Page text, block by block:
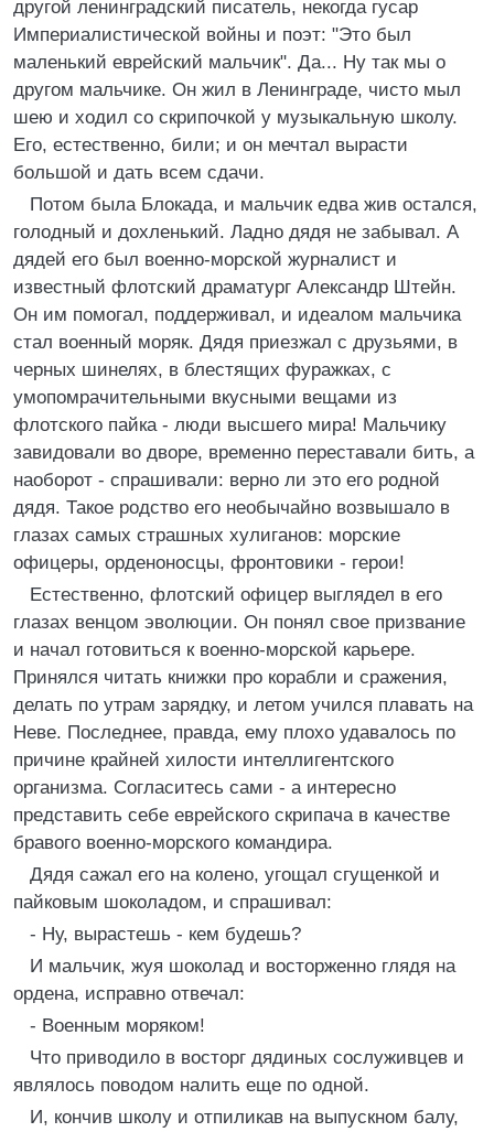
другой ленинградский писатель, некогда гусар
Империалистической войны и поэт: "Это был
маленький еврейский мальчик". Да... Ну так мы о
другом мальчике. Он жил в Ленинграде, чисто мыл
шею и ходил со скрипочкой у музыкальную школу.
Его, естественно, били; и он мечтал вырасти
большой и дать всем сдачи.
Потом была Блокада, и мальчик едва жив остался,
голодный и дохленький. Ладно дядя не забывал. А
дядей его был военно-морской журналист и
известный флотский драматург Александр Штейн.
Он им помогал, поддерживал, и идеалом мальчика
стал военный моряк. Дядя приезжал с друзьями, в
черных шинелях, в блестящих фуражках, с
умопомрачительными вкусными вещами из
флотского пайка - люди высшего мира! Мальчику
завидовали во дворе, временно переставали бить, а
наоборот - спрашивали: верно ли это его родной
дядя. Такое родство его необычайно возвышало в
глазах самых страшных хулиганов: морские
офицеры, орденоносцы, фронтовики - герои!
Естественно, флотский офицер выглядел в его
глазах венцом эволюции. Он понял свое призвание
и начал готовиться к военно-морской карьере.
Принялся читать книжки про корабли и сражения,
делать по утрам зарядку, и летом учился плавать на
Неве. Последнее, правда, ему плохо удавалось по
причине крайней хилости интеллигентского
организма. Согласитесь сами - а интересно
представить себе еврейского скрипача в качестве
бравого военно-морского командира.
Дядя сажал его на колено, угощал сгущенкой и
пайковым шоколадом, и спрашивал:
- Ну, вырастешь - кем будешь?
И мальчик, жуя шоколад и восторженно глядя на
ордена, исправно отвечал:
- Военным моряком!
Что приводило в восторг дядиных сослуживцев и
являлось поводом налить еще по одной.
И, кончив школу и отпиликав на выпускном балу,